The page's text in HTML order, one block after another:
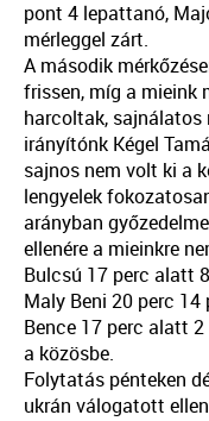
pont 4 lepattanó,
mérleggel zárt.
A második
frissen, míg a mieink
harcoltak, sajnálatos
irányítónk Kégel
sajnos nem volt ki a
lengyelek
arányban
ellenére a mieinkre
Bulcsú 17 perc alatt
Maly Beni 20 perc
Bence 17 perc alatt
a közösbe.
Folytatás pénteken
ukrán válogatott